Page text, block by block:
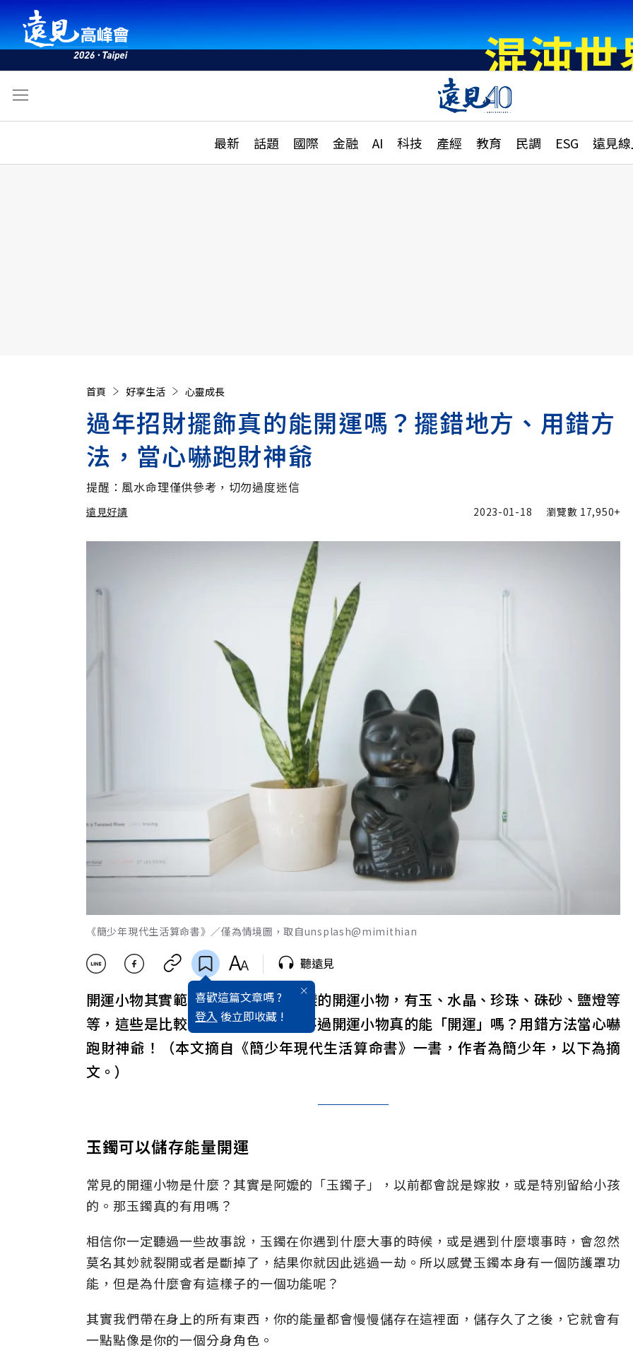
最新 話題 國際 金融 AI 科技 產經 教育 民調 ESG 遠見
活動
話題
國際
特輯
大學升學、職涯攻略
縣市施政調查全解析
首頁 好享生活 心靈成長
過年招財擺飾真的能開運嗎？擺錯地方、用錯方
法，當心嚇跑財神爺
提醒：風水命理僅供參考，切勿過度迷信
遠見好讀 2023-01-18 瀏覽數 17,950+
《簡少年現代生活算命書》／僅為情境圖，取自unsplash@mimithian
喜歡這篇文章嗎 ?
登入 後立即收藏 !
聽遠見
開運小物其實範疇很廣，有各式各樣的開運小物，有玉、水晶、珍珠、硃砂、鹽燈等
等，這些是比較常見的開運物品。不過開運小物真的能「開運」嗎？用錯方法當心嚇
跑財神爺！（本文摘自《簡少年現代生活算命書》一書，作者為簡少年，以下為摘
文。）
玉鐲可以儲存能量開運
常見的開運小物是什麼？其實是阿嬤的「玉鐲子」，以前都會說是嫁妝，或是特別留給小孩
的。那玉鐲真的有用嗎？
相信你一定聽過一些故事說，玉鐲在你遇到什麼大事的時候，或是遇到什麼壞事時，會忽然
莫名其妙就裂開或者是斷掉了，結果你就因此逃過一劫。所以感覺玉鐲本身有一個防護罩功
能，但是為什麼會有這樣子的一個功能呢？
其實我們帶在身上的所有東西，你的能量都會慢慢儲存在這裡面，儲存久了之後，它就會有
一點點像是你的一個分身角色。